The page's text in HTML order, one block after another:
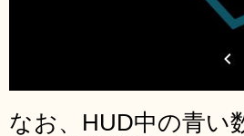
なお、HUD中の青い